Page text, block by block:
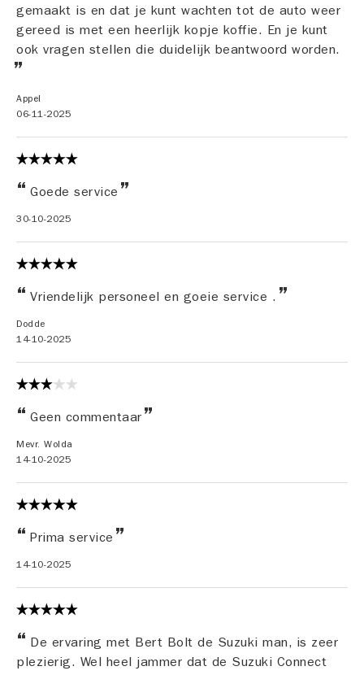
gemaakt is en dat je kunt wachten tot de auto weer
gereed is met een heerlijk kopje koffie. En je kunt
ook vragen stellen die duidelijk beantwoord worden.
Appel
06-11-2025
Goede service
30-10-2025
Vriendelijk personeel en goeie service .
Dodde
14-10-2025
Geen commentaar
Mevr. Wolda
14-10-2025
Prima service
14-10-2025
De ervaring met Bert Bolt de Suzuki man, is zeer
plezierig. Wel heel jammer dat de Suzuki Connect